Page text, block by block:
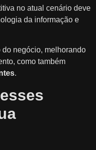
no atual cenário deve
da informação e
negócio, melhorando
como também
.